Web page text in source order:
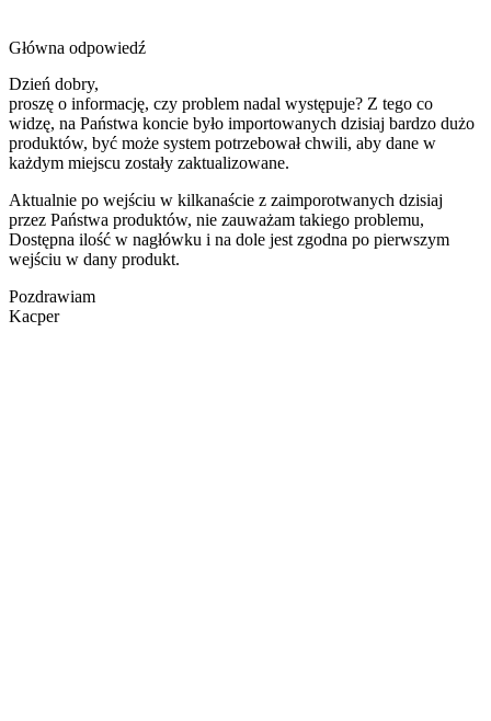
Główna odpowiedź
Dzień dobry,
proszę o informację, czy problem nadal występuje? Z tego co
widzę, na Państwa koncie było importowanych dzisiaj bardzo dużo
produktów, być może system potrzebował chwili, aby dane w
każdym miejscu zostały zaktualizowane.
Aktualnie po wejściu w kilkanaście z zaimporotwanych dzisiaj
przez Państwa produktów, nie zauważam takiego problemu,
Dostępna ilość w nagłówku i na dole jest zgodna po pierwszym
wejściu w dany produkt.
Pozdrawiam
Kacper